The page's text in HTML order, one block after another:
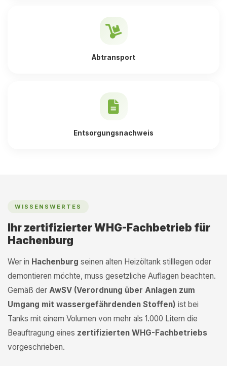
Abtransport
Entsorgungsnachweis
WISSENSWERTES
Ihr zertifizierter WHG-Fachbetrieb für
Hachenburg
Wer in Hachenburg seinen alten Heizöltank stilllegen oder
demontieren möchte, muss gesetzliche Auflagen beachten.
Gemäß der AwSV (Verordnung über Anlagen zum
Umgang mit wassergefährdenden Stoffen) ist bei
Tanks mit einem Volumen von mehr als 1.000 Litern die
Beauftragung eines zertifizierten WHG-Fachbetriebs
vorgeschrieben.